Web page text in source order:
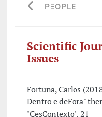
PEOPLE
Scientific
Issues
Fortuna, Carlos
Dentro e deFora"
"CesContexto", 21